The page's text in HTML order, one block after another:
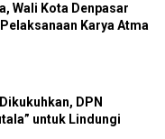
Wali Kota Denpasar
Karya Atma
DPN
untuk Lindungi